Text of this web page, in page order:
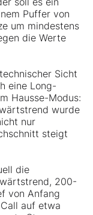
Puffer von
um mindestens
die Werte
Sicht
eine Long-
Hausse-Modus:
wurde
nur
steigt
die
200-
von Anfang
auf etwa